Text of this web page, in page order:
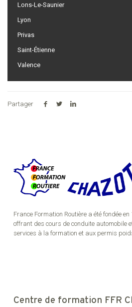
Lons-Le-Saunier
Lyon
Privas
Saint-Étienne
Valence
Partager
France Formation Routière a été fondée en
offrant des cours de conduite automobile
services à la formation et aux permis
Centre de formation FFR